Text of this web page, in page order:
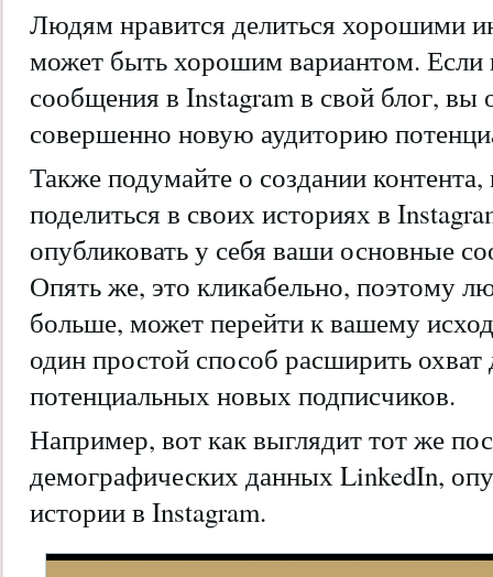
Людям нравится делиться хорошими
может быть хорошим вариантом. Если
сообщения в Instagram в свой блог, вы
совершенно новую аудиторию
Также подумайте о создании
поделиться в своих историях в
опубликовать у себя ваши основные
Опять же, это кликабельно, поэтому
больше, может перейти к вашему
один простой способ расширить
потенциальных новых подписчиков.
Например, вот как выглядит тот же
демографических данных LinkedIn,
истории в Instagram.